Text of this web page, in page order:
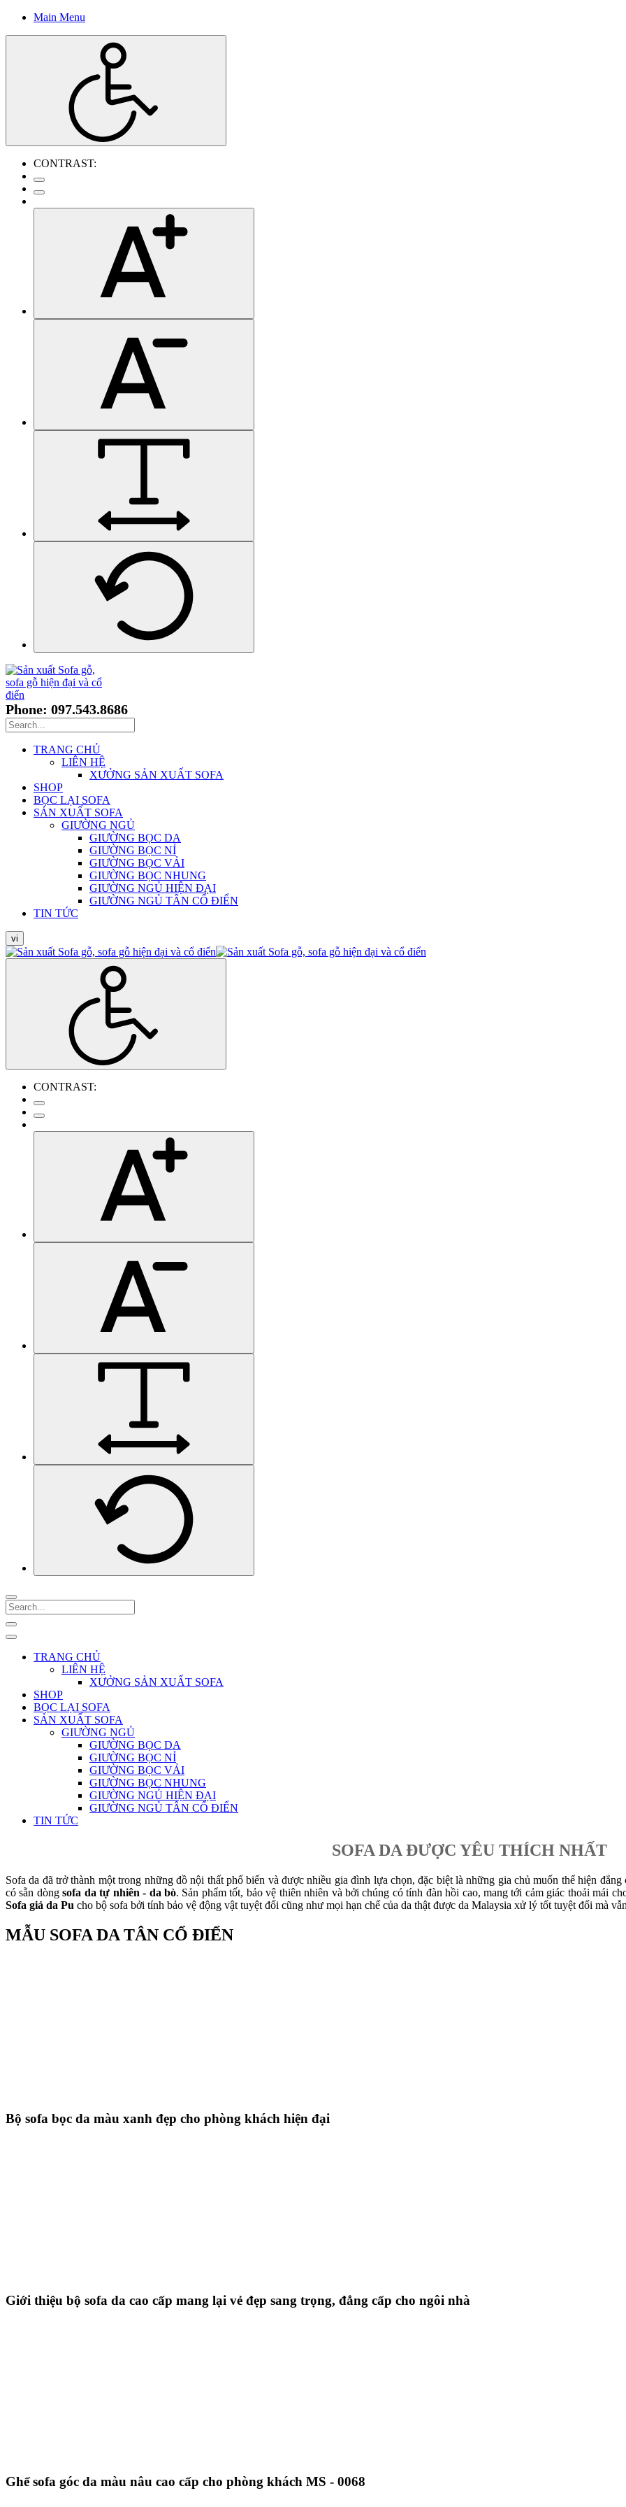
Main Menu
CONTRAST:
Phone: 097.543.8686
TRANG CHỦ
LIÊN HỆ
XƯỞNG SẢN XUẤT SOFA
SHOP
BỌC LẠI SOFA
SẢN XUẤT SOFA
GIƯỜNG NGỦ
GIƯỜNG BỌC DA
GIƯỜNG BỌC NỈ
GIƯỜNG BỌC VẢI
GIƯỜNG BỌC NHUNG
GIƯỜNG NGỦ HIỆN ĐẠI
GIƯỜNG NGỦ TÂN CỔ ĐIỂN
TIN TỨC
vi
CONTRAST:
TRANG CHỦ
LIÊN HỆ
XƯỞNG SẢN XUẤT SOFA
SHOP
BỌC LẠI SOFA
SẢN XUẤT SOFA
GIƯỜNG NGỦ
GIƯỜNG BỌC DA
GIƯỜNG BỌC NỈ
GIƯỜNG BỌC VẢI
GIƯỜNG BỌC NHUNG
GIƯỜNG NGỦ HIỆN ĐẠI
GIƯỜNG NGỦ TÂN CỔ ĐIỂN
TIN TỨC
SOFA DA ĐƯỢC YÊU THÍCH NHẤT
Sofa da đã trở thành một trong những đồ nội thất phổ biến và được nhiều gia đình lựa chọn, đặc biệt là những gia chủ muốn thể hiện
có sẵn dòngsofa da tự nhiên - da bò. Sản phẩm tốt, bảo vệ thiên nhiên và bởi chúng có tính đàn hồi cao, mang tới cảm giác thoải mái
Sofa giả da Pu cho bộ sofa bởi tính bảo vệ động vật tuyệt đối cũng như mọi hạn chế của da thật được da Malaysia xử lý tốt tuyệt đối mà
MẪU SOFA DA TÂN CỔ ĐIỂN
Bộ sofa bọc da màu xanh đẹp cho phòng khách hiện đại
Giới thiệu bộ sofa da cao cấp mang lại vẻ đẹp sang trọng, đẳng cấp cho ngôi nhà
Ghế sofa góc da màu nâu cao cấp cho phòng khách MS - 0068